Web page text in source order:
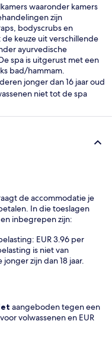
waaronder kamers
zijn
bodyscrubs en
keuze uit verschillende
ayurvedische
spa is uitgerust met een
bad/hammam.
jonger dan 16 jaar oud
niet tot de spa
de accommodatie je
In die toeslagen
inbegrepen zijn:
EUR 3.96 per
is niet van
zijn dan 18 jaar.
aangeboden tegen een
volwassenen en EUR